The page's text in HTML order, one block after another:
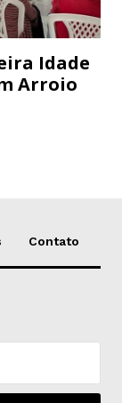
Idade
Arroio
Contato